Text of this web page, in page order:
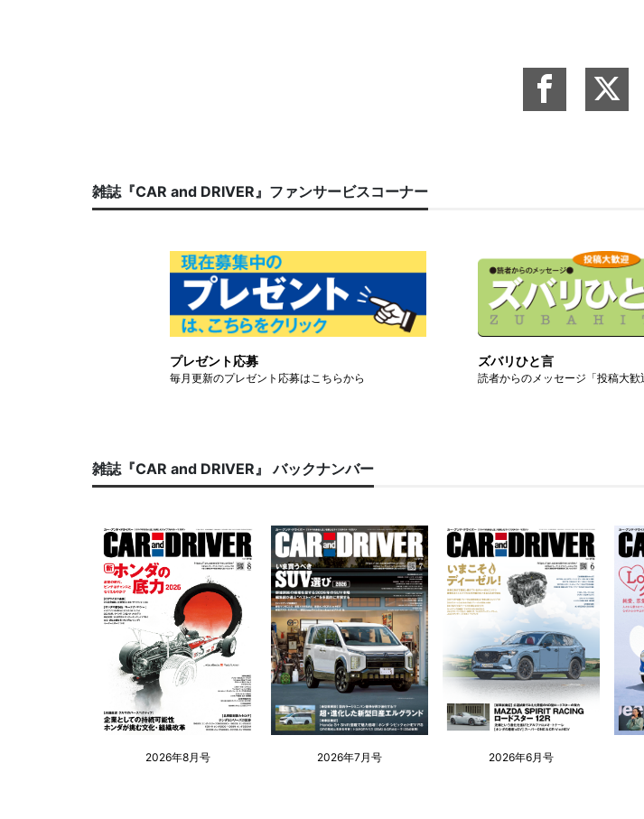
雑誌『CAR and DRIVER』ファンサービスコーナー
プレゼント応募
毎月更新のプレゼント応募はこちらから
ズバリひと言
読者からのメッセージ「投稿大歓
雑誌『CAR and DRIVER』 バックナンバー
2026年8月号 2026年7月号 2026年6月号